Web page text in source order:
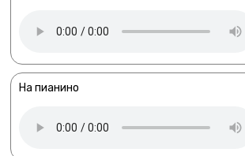
На пианино